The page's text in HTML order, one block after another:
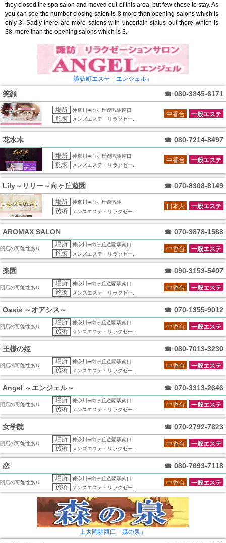
they closed the spa salon and moved out of this area, but few chose to stay. As
you can see the number closing salon is 8 more than opening salons which is
only 3. Sadly there are more salons with uncertain status out there which is
38, more than the opening salons which is 3.
諏訪町エステ「エンジェル」
笑顔 ☎ 080-3845-6171
場所 神奈川➠向ヶ丘遊園駅南口
施術 メンズエステ・リラクゼー..
一般エステ
中香台
花水木 ☎ 080-7214-8497
場所 神奈川➠向ヶ丘遊園駅南口
施術 メンズエステ・リラクゼー..
一般エステ
中香台
Lily～リリー～向ヶ丘遊園 ☎ 070-8308-8149
場所 神奈川➠向ヶ丘遊園駅
施術 メンズエステ・リラクゼー..
一般エステ
日本人
AROMAX SALON ☎ 070-3878-1588
閉店の可能性あり
場所 神奈川➠向ヶ丘遊園駅南口
施術 メンズエステ・リラクゼー..
一般エステ
中香台
楽園 ☎ 090-3153-5407
閉店の可能性あり
場所 神奈川➠向ヶ丘遊園駅南口
施術 メンズエステ・リラクゼー..
一般エステ
中香台
Oasis ～オアシス～ ☎ 070-1355-9012
閉店の可能性あり
場所 神奈川➠向ヶ丘遊園駅南口
施術 メンズエステ・リラクゼー..
一般エステ
中香台
王様の姫 ☎ 080-7013-3230
閉店の可能性あり
場所 神奈川➠向ヶ丘遊園駅南口
施術 メンズエステ・リラクゼー..
一般エステ
中香台
Angel ～エンジェル～ ☎ 070-3313-2646
閉店の可能性あり
場所 神奈川➠向ヶ丘遊園駅南口
施術 メンズエステ・リラクゼー..
一般エステ
中香台
女学院 ☎ 070-2792-7623
閉店の可能性あり
場所 神奈川➠向ヶ丘遊園駅南口
施術 メンズエステ・リラクゼー..
一般エステ
中香台
恋 ☎ 080-7693-7118
閉店の可能性あり
場所 神奈川➠向ヶ丘遊園駅南口
施術 メンズエステ・リラクゼー..
一般エステ
中香台
上大岡駅西口「森の泉」